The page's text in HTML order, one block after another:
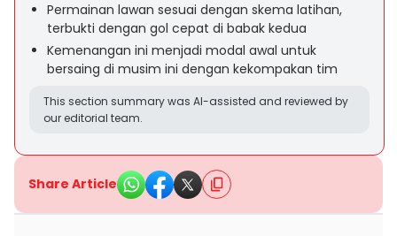
Permainan lawan sesuai dengan skema latihan,
terbukti dengan gol cepat di babak kedua
Kemenangan ini menjadi modal awal untuk
bersaing di musim ini dengan kekompakan tim
This section summary was AI-assisted and reviewed by
our editorial team.
Share Article